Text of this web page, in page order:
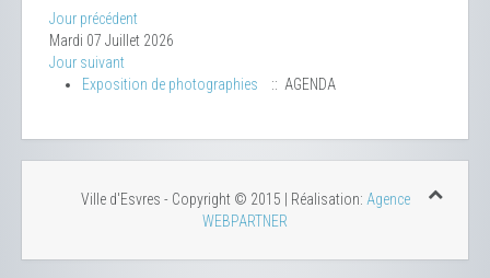
Jour précédent
Mardi 07 Juillet 2026
Jour suivant
Exposition de photographies
:: AGENDA
Ville d'Esvres - Copyright © 2015 | Réalisation: Agence
WEBPARTNER